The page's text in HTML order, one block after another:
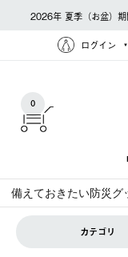
2026年 夏季（お盆）期
ログイン
0
カテゴリ